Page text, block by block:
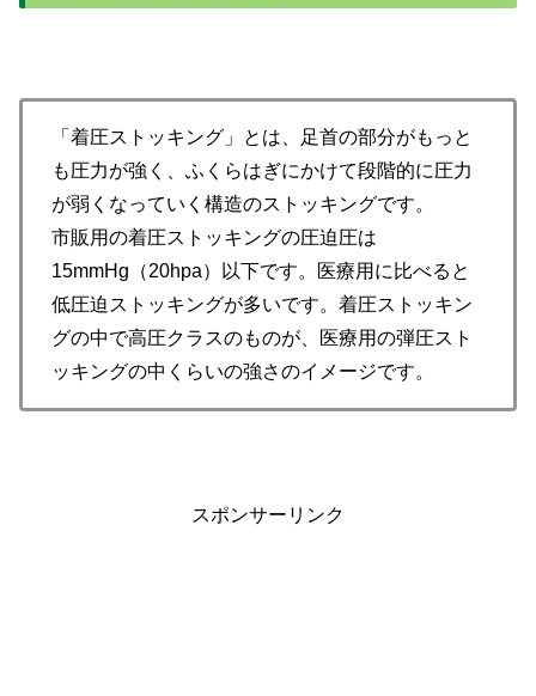
「着圧ストッキング」とは、足首の部分がもっと
も圧力が強く、ふくらはぎにかけて段階的に圧力
が弱くなっていく構造のストッキングです。
市販用の着圧ストッキングの圧迫圧は
15mmHg（20hpa）以下です。医療用に比べると
低圧迫ストッキングが多いです。着圧ストッキン
グの中で高圧クラスのものが、医療用の弾圧スト
ッキングの中くらいの強さのイメージです。
スポンサーリンク